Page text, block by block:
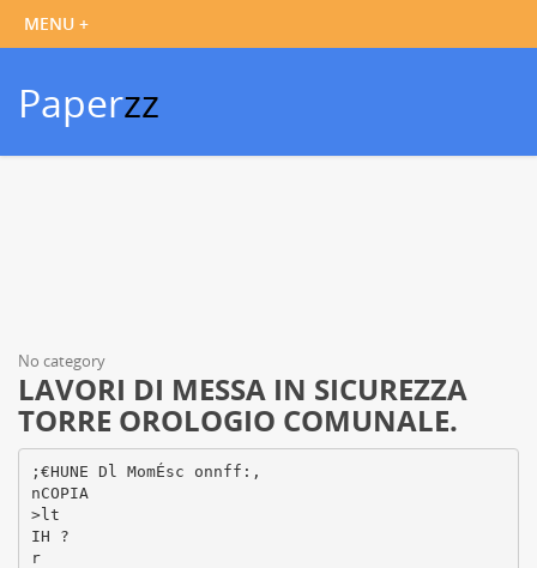
Paperzz
No category
LAVORI DI MESSA IN SICUREZZA
TORRE OROLOGIO COMUNALE.
;€HUNE Dl MomÉsc onnff:,
nCOPIA
>lt
IH ?
r